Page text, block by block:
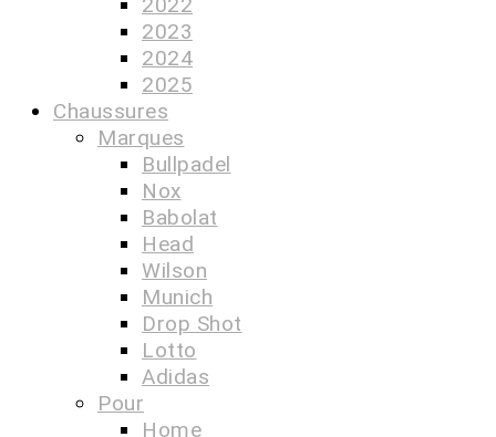
2023
2024
2025
Chaussures
Marques
Bullpadel
Nox
Babolat
Head
Wilson
Munich
Drop Shot
Lotto
Adidas
Pour
Home